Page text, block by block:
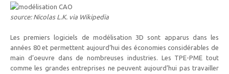
source: Nicolas L.K. via Wikipedia
Les premiers logiciels de modélisation 3D sont apparus dans les
années 80 et permettent aujourd’hui des économies considérables de
main d’oeuvre dans de nombreuses industries. Les TPE-PME tout
comme les grandes entreprises ne peuvent aujourd’hui pas travailler